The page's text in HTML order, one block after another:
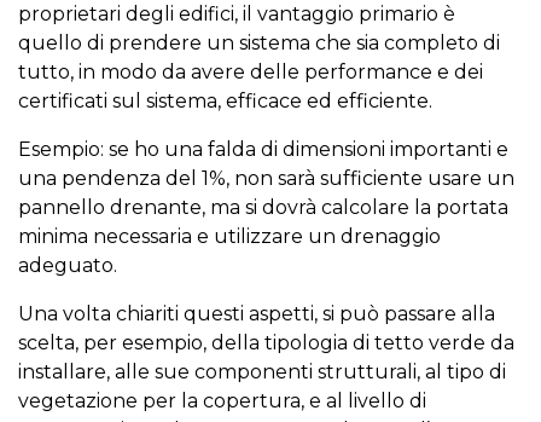
proprietari degli edifici, il vantaggio primario è
quello di prendere un sistema che sia completo di
tutto, in modo da avere delle performance e dei
certificati sul sistema, efficace ed efficiente.
Esempio: se ho una falda di dimensioni importanti e
una pendenza del 1%, non sarà sufficiente usare un
pannello drenante, ma si dovrà calcolare la portata
minima necessaria e utilizzare un drenaggio
adeguato.
Una volta chiariti questi aspetti, si può passare alla
scelta, per esempio, della tipologia di tetto verde da
installare, alle sue componenti strutturali, al tipo di
vegetazione per la copertura, e al livello di